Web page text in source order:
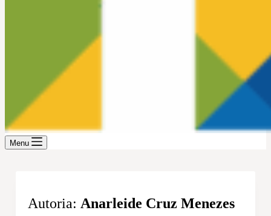
Menu
Autoria Anarleide Cruz Menezes